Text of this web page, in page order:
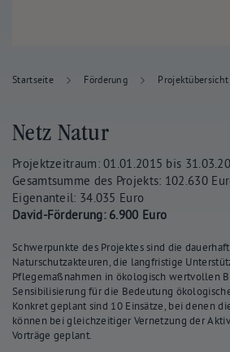
Startseite Förderung Projektübersicht
Netz Natur
Projektzeitraum: 01.01.2015 bis
Gesamtsumme des Projekts: 102.630
Eigenanteil: 34.035 Euro
David-Förderung: 6.900 Euro
Schwerpunkte des Projektes sind die
Naturschutzakteuren, die langfristige
Pflegemaßnahmen in ökologisch wertvollen
Sensibilisierung für die Bedeutung
Konkret geplant sind 10 Einsätze, bei denen
können bei gleichzeitiger Vernetzung der
Vorträge geplant.